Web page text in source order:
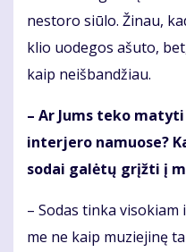
ne­sto­ro siū­lo. Ži­nau,
klio uo­de­gos ašu­to,
kaip ne­iš­ban­džiau.
– Ar Jums te­ko
in­ter­je­ro na­muo­se?
so­dai ga­lė­tų grįž­ti į
– So­das tin­ka
me ne kaip mu­zie­ji­nę